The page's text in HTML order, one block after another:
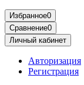
Избранное0
Сравнение0
Личный кабинет
Авторизация
Регистрация